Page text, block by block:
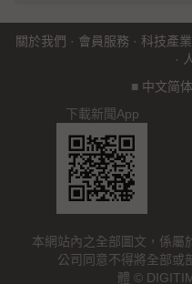
關於我們 · 會員服務 · 科技產
·
■ 中文简
下載新聞App
本網站內之全部圖文，係屬
公司同意不得將全部或
體 ©